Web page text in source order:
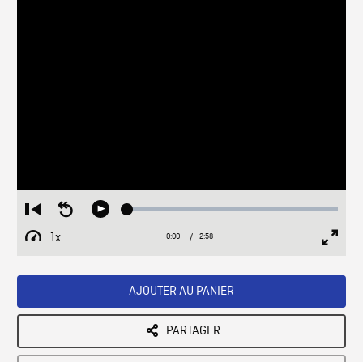
Restart
from
beginning
Seek
Play Loaded:
1x
Playback
Current
0:00 / Duration
2:58
AJOUTER AU PANIER
PARTAGER